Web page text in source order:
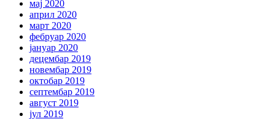
мај 2020
април 2020
март 2020
фебруар 2020
јануар 2020
децембар 2019
новембар 2019
октобар 2019
септембар 2019
август 2019
јул 2019